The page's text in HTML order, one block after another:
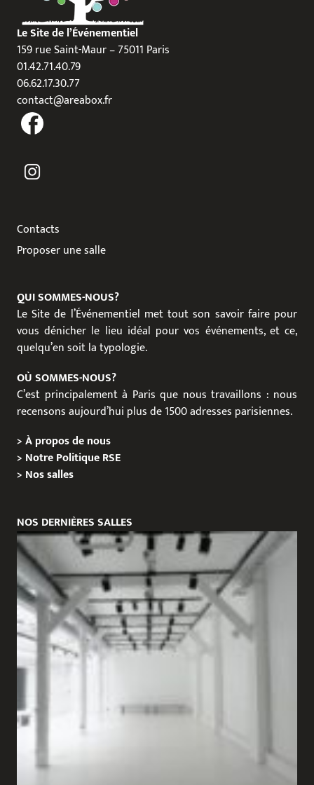
Le Site de l’Événementiel
159 rue Saint-Maur – 75011 Paris
01.42.71.40.79
06.62.17.30.77
contact@areabox.fr
Contacts
Proposer une salle
QUI SOMMES-NOUS?
Le Site de l’Événementiel met tout son savoir faire pour
vous dénicher le lieu idéal pour vos événements, et ce,
quelqu’en soit la typologie.
OÙ SOMMES-NOUS?
C’est principalement à Paris que nous travaillons : nous
recensons aujourd’hui plus de 1500 adresses parisiennes.
>À propos de nous
> Notre Politique RSE
> Nos salles
NOS DERNIÈRES SALLES